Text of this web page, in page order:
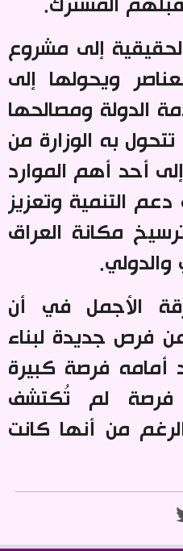
إلى مشروع
ويحولها إلى
الدولة ومصالحها
به الوزارة من
أحد أهم الموارد
التنمية وتعزيز
مكانة العراق
.
الأجمل في أن
فرص جديدة لبناء
أمامه فرصة كبيرة
فرصة لم تُكتشف
من أنها كانت